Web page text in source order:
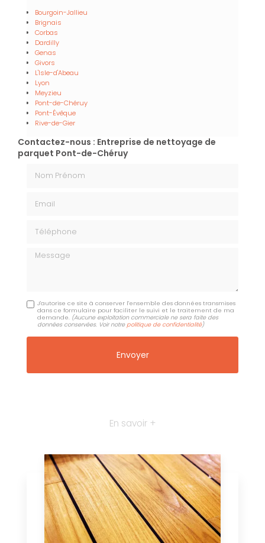
Bourgoin-Jallieu
Brignais
Corbas
Dardilly
Genas
Givors
L'Isle-d'Abeau
Lyon
Meyzieu
Pont-de-Chéruy
Pont-Évêque
Rive-de-Gier
Contactez-nous : Entreprise de nettoyage de
parquet Pont-de-Chéruy
Message
J'autorise ce site à conserver l'ensemble des données transmises
dans ce formulaire pour faciliter le suivi et le traitement de ma
demande. (Aucune exploitation commerciale ne sera faite des
données conservées. Voir notre politique de confidentialité)
En savoir +